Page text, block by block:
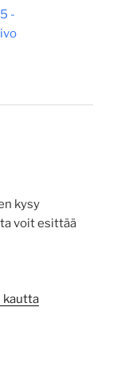
-
kysy
voit esittää
kautta